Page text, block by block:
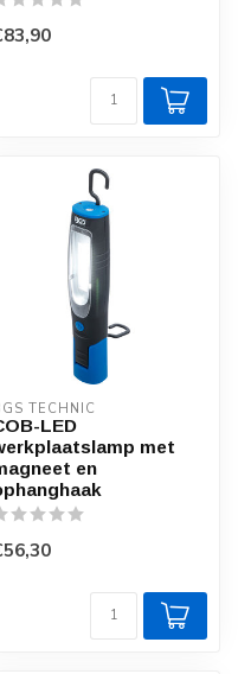
TECHNIC
LED
met
en